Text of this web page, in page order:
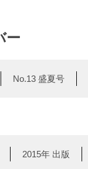
ー
No.13 盛夏号
2015年 出版